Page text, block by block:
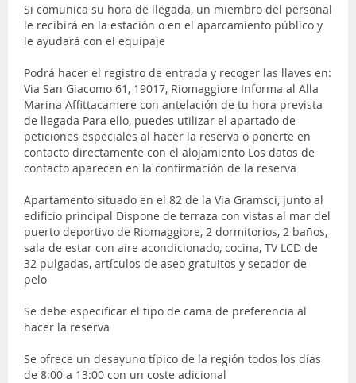
Si comunica su hora de llegada, un miembro del personal
le recibirá en la estación o en el aparcamiento público y
le ayudará con el equipaje
Podrá hacer el registro de entrada y recoger las llaves en:
Via San Giacomo 61, 19017, Riomaggiore Informa al Alla
Marina Affittacamere con antelación de tu hora prevista
de llegada Para ello, puedes utilizar el apartado de
peticiones especiales al hacer la reserva o ponerte en
contacto directamente con el alojamiento Los datos de
contacto aparecen en la confirmación de la reserva
Apartamento situado en el 82 de la Via Gramsci, junto al
edificio principal Dispone de terraza con vistas al mar del
puerto deportivo de Riomaggiore, 2 dormitorios, 2 baños,
sala de estar con aire acondicionado, cocina, TV LCD de
32 pulgadas, artículos de aseo gratuitos y secador de
pelo
Se debe especificar el tipo de cama de preferencia al
hacer la reserva
Se ofrece un desayuno típico de la región todos los días
de 8:00 a 13:00 con un coste adicional